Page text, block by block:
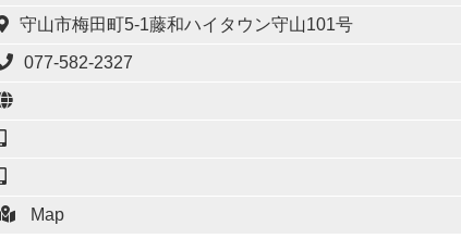
守山市梅田町5-1藤和ハイタウン守山101号
077-582-2327
Map